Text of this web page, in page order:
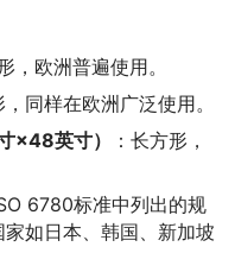
，欧洲普遍使用。
，同样在欧洲广泛使用。
×48英寸）
：长方形，
6780标准中列出的规
如日本、韩国、新加坡